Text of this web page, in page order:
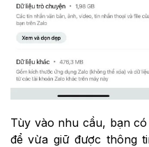
Tùy vào nhu cầu, bạn
để vừa giữ được thông